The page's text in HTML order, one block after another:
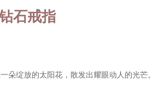
石戒指
朵绽放的太阳花，散发出耀眼动人的光芒。